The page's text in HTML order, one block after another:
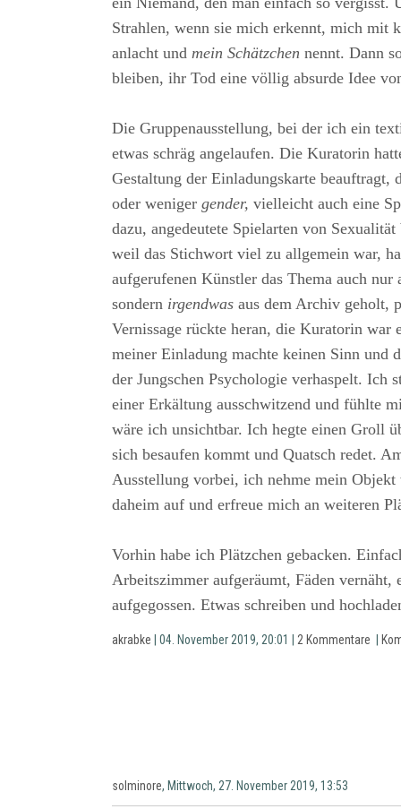
Strahlen, wenn sie mich erkennt, mich mit
anlacht und mein Schätzchen nennt. Dann
bleiben, ihr Tod eine völlig absurde Idee
Die Gruppenausstellung, bei der ich ein
etwas schräg angelaufen. Die Kuratorin
Gestaltung der Einladungskarte beauftragt,
oder weniger gender, vielleicht auch eine
dazu, angedeutete Spielarten von
weil das Stichwort viel zu allgemein war,
aufgerufenen Künstler das Thema auch nur
sondern irgendwas aus dem Archiv geholt,
Vernissage rückte heran, die Kuratorin war
meiner Einladung machte keinen Sinn und
der Jungschen Psychologie verhaspelt. Ich
einer Erkältung ausschwitzend und fühlte
wäre ich unsichtbar. Ich hegte einen Groll
sich besaufen kommt und Quatsch redet.
Ausstellung vorbei, ich nehme mein
daheim auf und erfreue mich an weiteren
Vorhin habe ich Plätzchen gebacken.
Arbeitszimmer aufgeräumt, Fäden vernäht,
aufgegossen. Etwas schreiben und
akrabke | 04. November 2019, 20:01 | 2 Kommentare
solminore, Mittwoch, 27. November 2019, 13:53